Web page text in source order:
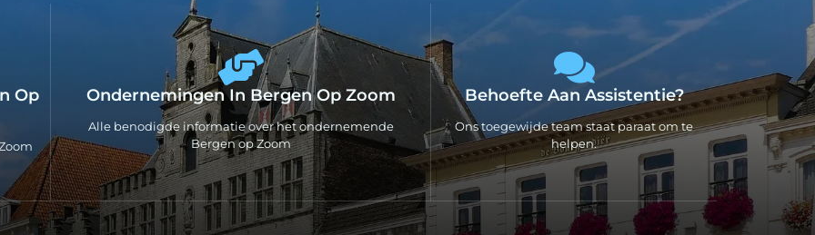
Op
Ondernemingen In Bergen Op Zoom
Alle benodigde informatie over het ondernemende
Bergen op Zoom
Behoefte Aan Assistentie?
Ons toegewijde team staat paraat om te
helpen.